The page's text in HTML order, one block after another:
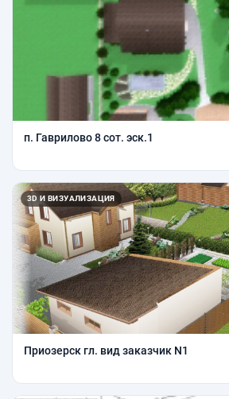
п. Гаврилово 8 сот. эск.1
3D И ВИЗУАЛИЗАЦИЯ
Приозерск гл. вид заказчик N1